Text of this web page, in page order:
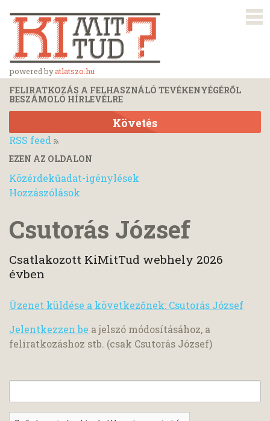
powered byatlatszo.hu
FELIRATKOZÁS A FELHASZNÁLÓ TEVÉKENYÉGÉRŐL
BESZÁMOLÓ HÍRLEVÉLRE
Követés
RSS feed
EZEN AZ OLDALON
Közérdekűadat-igénylések
Hozzászólások
Csutorás József
Csatlakozott KiMitTud webhely 2026
évben
Üzenet küldése a következőnek: Csutorás József
Jelentkezzen be a jelszó módosításához, a
feliratkozáshoz stb. (csak Csutorás József)